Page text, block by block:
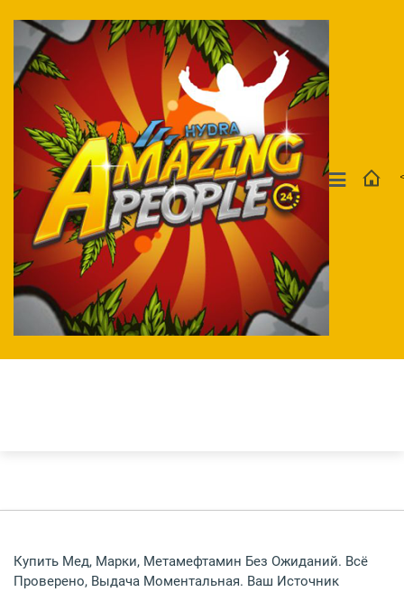
Купить Мед, Марки, Метамефтамин Без Ожиданий. Всё
Проверено, Выдача Моментальная. Ваш Источник